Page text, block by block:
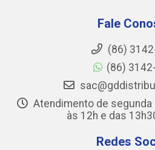
Fale
(86)
(86)
Atendimento de
às 12h e das
Redes